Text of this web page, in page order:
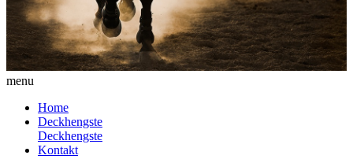
menu
Home
Deckhengste
Deckhengste
Kontakt